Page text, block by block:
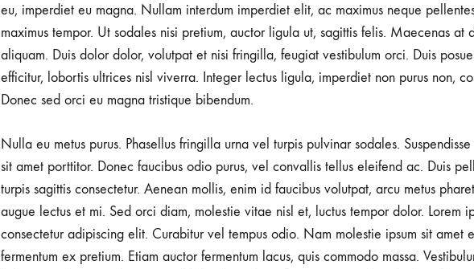
eu, imperdiet eu magna. Nullam interdum imperdiet elit, ac maximus neque
maximus tempor. Ut sodales nisi pretium, auctor ligula ut, sagittis felis. Maecenas at
aliquam. Duis dolor dolor, volutpat et nisi fringilla, feugiat vestibulum orci. Duis
efficitur, lobortis ultrices nisl viverra. Integer lectus ligula, imperdiet non purus non,
Donec sed orci eu magna tristique bibendum.
Nulla eu metus purus. Phasellus fringilla urna vel turpis pulvinar sodales.
sit amet porttitor. Donec faucibus odio purus, vel convallis tellus eleifend ac. Duis
turpis sagittis consectetur. Aenean mollis, enim id faucibus volutpat, arcu metus
augue lectus et mi. Sed orci diam, molestie vitae nisl et, luctus tempor dolor. Lorem
consectetur adipiscing elit. Curabitur vel tempus odio. Nam molestie ipsum sit amet
fermentum ex pretium. Etiam auctor fermentum lacus, quis commodo massa.